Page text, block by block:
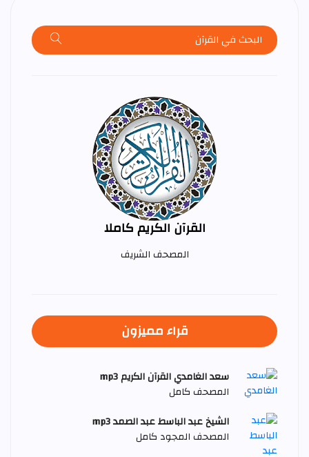
القرآن الكريم كاملا
المصحف الشريف
قراء مميزون
سعد الغامدي القرآن الكريم mp3
المصحف كامل
الشيخ عبد الباسط عبد الصمد mp3
المصحف المجود كامل